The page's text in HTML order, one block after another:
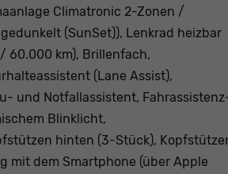
Climatronic 2-Zonen /
(SunSet)), Lenkrad heizbar
60.000 km), Brillenfach,
(Lane Assist),
und Notfallassistent,
Blinklicht,
hinten (3-Stück),
mit dem Smartphone (über Apple